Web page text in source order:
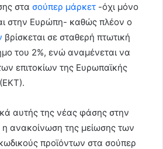
στα σούπερ μάρκετ -όχι μόνο
στην Ευρώπη- καθώς πλέον ο
βρίσκεται σε σταθερή πτωτική
του 2%, ενώ αναμένεται να
επιτοκίων της Ευρωπαϊκής
αυτής της νέας φάσης στην
ανακοίνωση της μείωσης των
προϊόντων στα σούπερ